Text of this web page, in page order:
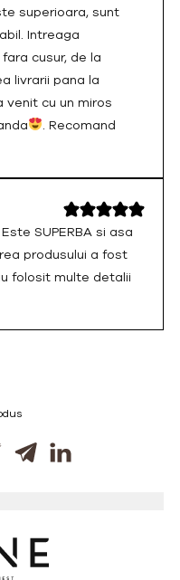
superioara, sunt
Intreaga
cusur, de la
livrarii pana la
cu un miros
. Recomand
SUPERBA si asa
produsului a fost
folosit multe detalii